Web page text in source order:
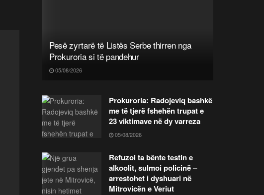
Pesë zyrtarë të Listës Serbe thirren nga
Prokuroria si të pandehur
05/08/2026
Prokuroria: Radojeviq bashkë
me të tjerë fshehën trupat e
23 viktimave në dy varreza
05/08/2026
Refuzoi ta bënte testin e
alkoolit, sulmoi policinë –
arrestohet i dyshuari në
Mitrovicën e Veriut